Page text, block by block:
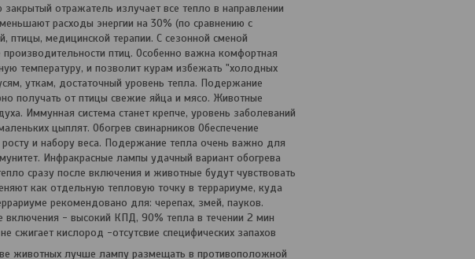
отражатель излучает все тепло в направлении
расходы энергии на 30% (по сравнению с
медицинской терапии. С сезонной сменой
птиц. Особенно важна комфортная
температуру, и позволит курам избежать "холодных
уткам, достаточный уровень тепла. Подержание
получать от птицы свежие яйца и мясо. Животные
Иммунная система станет крепче, уровень заболеваний
цыплят. Обогрев свинарников Обеспечение
и набору веса. Подержание тепла очень важно для
Инфракрасные лампы удачный вариант обогрева
сразу после включения и животные будут чувствовать
как отдельную тепловую точку в террариуме, куда
рекомендовано для: черепах, змей, пауков.
включения - высокий КПД, 90% тепла в течении 2 мин
сжигает кислород -отсутсвие специфических запахов
животных лучше лампу размещать в противоположной